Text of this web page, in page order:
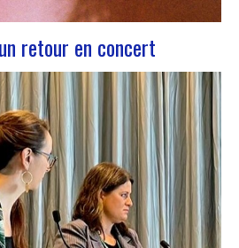
retour en concert
concert au Rocher de PalmerLe
de J-Silk s’annonce comme un
pour les amateurs de Nu Soul
novatrices. Avec une série de
en perspective, cette tournée
un chapitre excitant pour le…